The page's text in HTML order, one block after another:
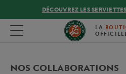
DÉCOUVREZ LES
Toggle navigation LA
NOS COLLABORATIONS